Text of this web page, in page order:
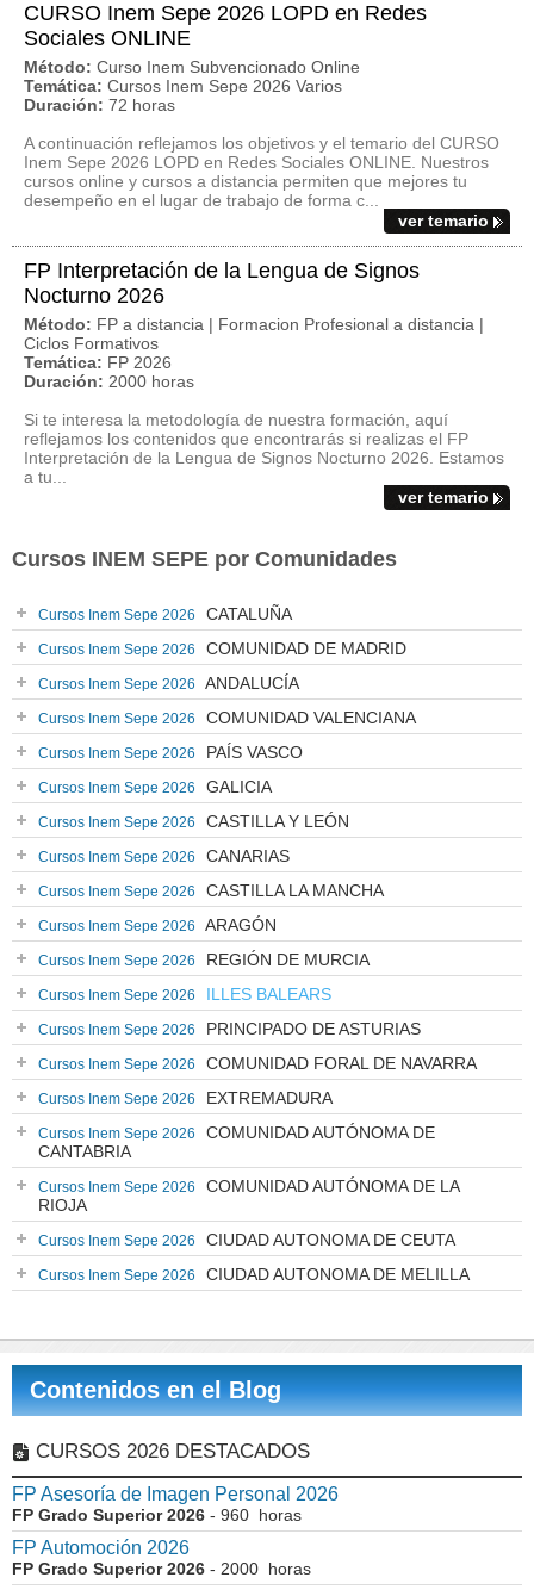
CURSO Inem Sepe 2026 LOPD en Redes
Sociales ONLINE
Método: Curso Inem Subvencionado Online
Temática: Cursos Inem Sepe 2026 Varios
Duración: 72 horas
A continuación reflejamos los objetivos y el temario del CURSO
Inem Sepe 2026 LOPD en Redes Sociales ONLINE. Nuestros
cursos online y cursos a distancia permiten que mejores tu
desempeño en el lugar de trabajo de forma c...
ver temario
FP Interpretación de la Lengua de Signos
Nocturno 2026
Método: FP a distancia | Formacion Profesional a distancia |
Ciclos Formativos
Temática: FP 2026
Duración: 2000 horas
Si te interesa la metodología de nuestra formación, aquí
reflejamos los contenidos que encontrarás si realizas el FP
Interpretación de la Lengua de Signos Nocturno 2026. Estamos
a tu...
ver temario
Cursos INEM SEPE por Comunidades
Cursos Inem Sepe 2026 CATALUÑA
Cursos Inem Sepe 2026 COMUNIDAD DE MADRID
Cursos Inem Sepe 2026 ANDALUCÍA
Cursos Inem Sepe 2026 COMUNIDAD VALENCIANA
Cursos Inem Sepe 2026 PAÍS VASCO
Cursos Inem Sepe 2026 GALICIA
Cursos Inem Sepe 2026 CASTILLA Y LEÓN
Cursos Inem Sepe 2026 CANARIAS
Cursos Inem Sepe 2026 CASTILLA LA MANCHA
Cursos Inem Sepe 2026 ARAGÓN
Cursos Inem Sepe 2026 REGIÓN DE MURCIA
Cursos Inem Sepe 2026 ILLES BALEARS
Cursos Inem Sepe 2026 PRINCIPADO DE ASTURIAS
Cursos Inem Sepe 2026 COMUNIDAD FORAL DE NAVARRA
Cursos Inem Sepe 2026 EXTREMADURA
Cursos Inem Sepe 2026
COMUNIDAD AUTÓNOMA DE
CANTABRIA
Cursos Inem Sepe 2026
COMUNIDAD AUTÓNOMA DE LA
RIOJA
Cursos Inem Sepe 2026 CIUDAD AUTONOMA DE CEUTA
Cursos Inem Sepe 2026 CIUDAD AUTONOMA DE MELILLA
Contenidos en el Blog
CURSOS 2026 DESTACADOS
FP Asesoría de Imagen Personal 2026
FP Grado Superior 2026 - 960 horas
FP Automoción 2026
FP Grado Superior 2026 - 2000 horas